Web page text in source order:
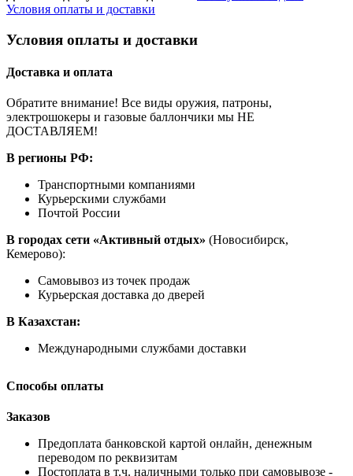
Условия оплаты и доставки
Условия оплаты и доставки
Доставка и оплата
Обратите внимание! Все виды оружия, патроны,
электрошокеры и газовые баллончики мы НЕ
ДОСТАВЛЯЕМ!
В регионы РФ:
Транспортными компаниями
Курьерскими службами
Почтой России
В городах сети «Активный отдых» (Новосибирск,
Кемерово):
Самовывоз из точек продаж
Курьерская доставка до дверей
В Казахстан:
Международными службами доставки
Способы оплаты
Заказов
Предоплата банковской картой онлайн, денежным
переводом по реквизитам
Постоплата в т.ч. наличными только при самовывозе -